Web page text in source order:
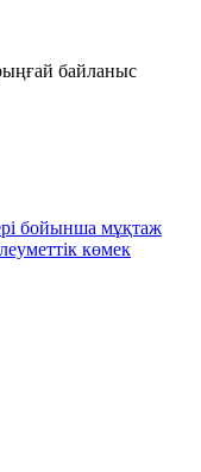
байланыс
бойынша мұқтаж
көмек